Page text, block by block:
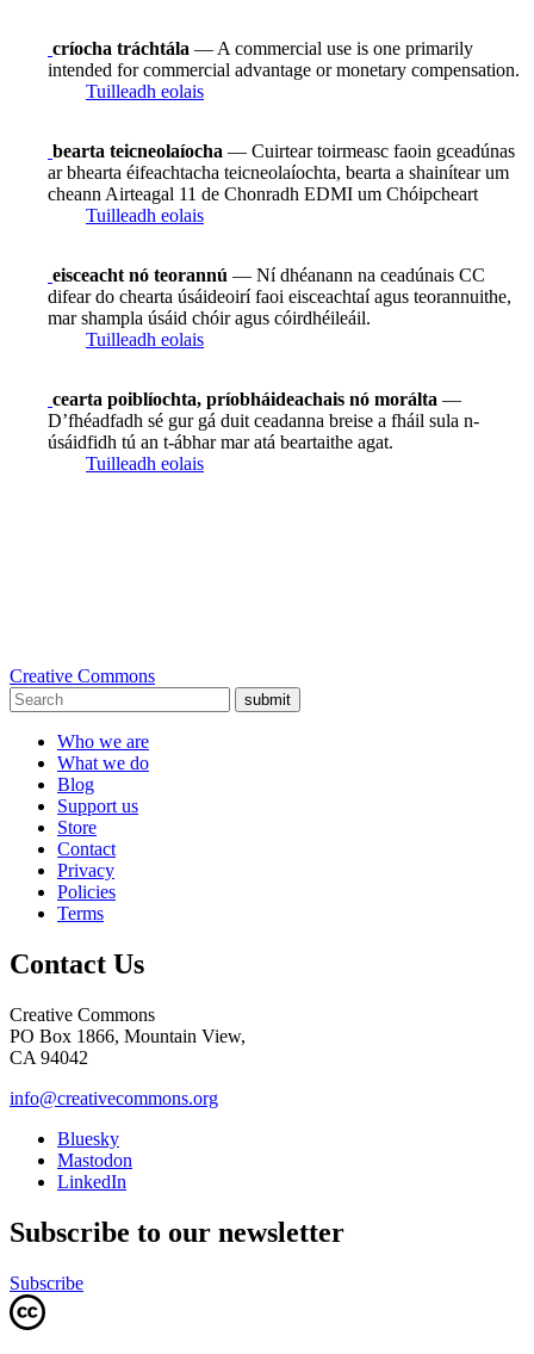
críocha tráchtála — A commercial use is one primarily
intended for commercial advantage or monetary compensation.
Tuilleadh eolais
bearta teicneolaíocha — Cuirtear toirmeasc faoin gceadúnas
ar bhearta éifeachtacha teicneolaíochta, bearta a shainítear um
cheann Airteagal 11 de Chonradh EDMI um Chóipcheart
Tuilleadh eolais
eisceacht nó teorannú — Ní dhéanann na ceadúnais CC
difear do chearta úsáideoirí faoi eisceachtaí agus teorannuithe,
mar shampla úsáid chóir agus cóirdhéileáil.
Tuilleadh eolais
cearta poiblíochta, príobháideachais nó morálta —
D’fhéadfadh sé gur gá duit ceadanna breise a fháil sula n-
úsáidfidh tú an t-ábhar mar atá beartaithe agat.
Tuilleadh eolais
Creative Commons
submit
Who we are
What we do
Blog
Support us
Store
Contact
Privacy
Policies
Terms
Contact Us
Creative Commons
PO Box 1866, Mountain View,
CA 94042
info@creativecommons.org
Bluesky
Mastodon
LinkedIn
Subscribe to our newsletter
Subscribe